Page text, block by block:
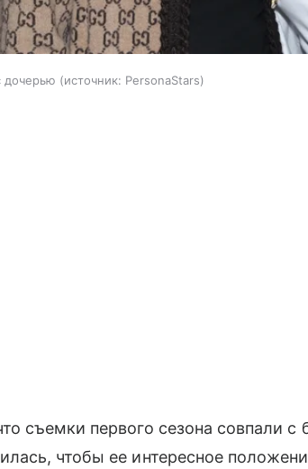
дочерью источник: PersonaStars
съемки первого сезона совпали
чтобы ее интересное